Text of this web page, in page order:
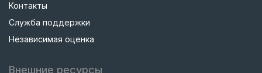
Контакты
Служба поддержки
Независимая оценка
Внешние ресурсы